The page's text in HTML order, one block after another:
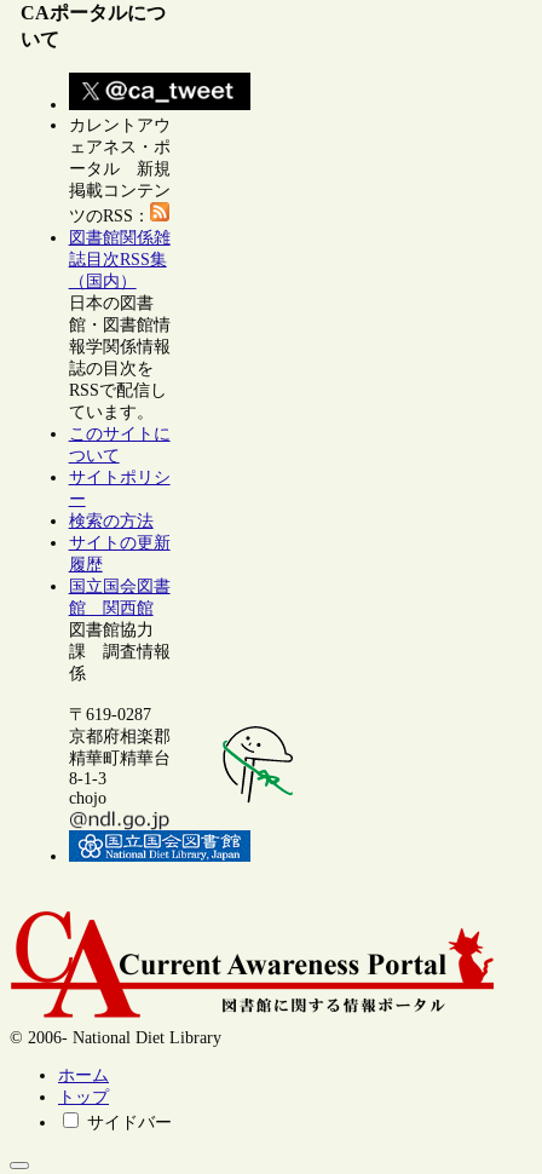
CAポータルにつ
いて
カレントアウ
ェアネス・ポ
ータル 新規
掲載コンテン
ツのRSS：
図書館関係雑
誌目次RSS集
（国内）
日本の図書
館・図書館情
報学関係情報
誌の目次を
RSSで配信し
ています。
このサイトに
ついて
サイトポリシ
ー
検索の方法
サイトの更新
履歴
国立国会図書
館 関西館
図書館協力
課 調査情報
係
〒619-0287
京都府相楽郡
精華町精華台
8-1-3
chojo
© 2006- National Diet Library
ホーム
トップ
サイドバー